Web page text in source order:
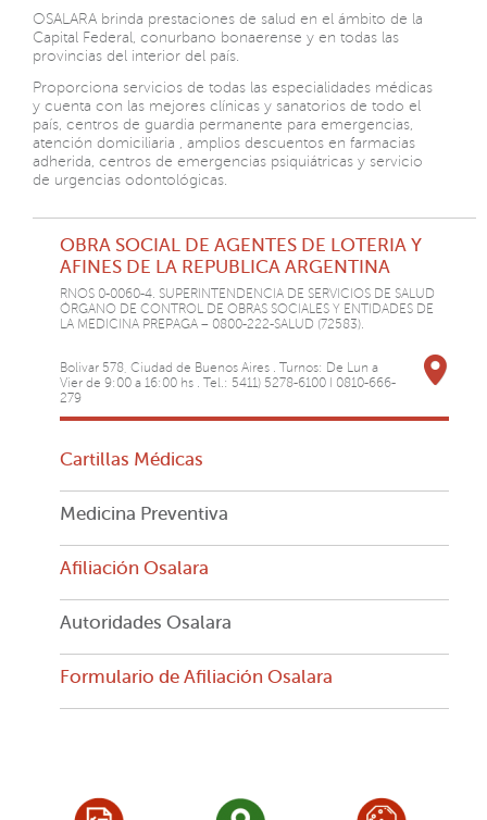
OSALARA brinda prestaciones de salud en el ámbito de la
Capital Federal, conurbano bonaerense y en todas las
provincias del interior del país.
Proporciona servicios de todas las especialidades médicas
y cuenta con las mejores clínicas y sanatorios de todo el
país, centros de guardia permanente para emergencias,
atención domiciliaria , amplios descuentos en farmacias
adherida, centros de emergencias psiquiátricas y servicio
de urgencias odontológicas.
OBRA SOCIAL DE AGENTES DE LOTERIA Y
AFINES DE LA REPUBLICA ARGENTINA
RNOS 0-0060-4. SUPERINTENDENCIA DE SERVICIOS DE SALUD
ÓRGANO DE CONTROL DE OBRAS SOCIALES Y ENTIDADES DE
LA MEDICINA PREPAGA – 0800-222-SALUD (72583).
Bolivar 578, Ciudad de Buenos Aires . Turnos: De Lun a
Vier de 9:00 a 16:00 hs . Tel.: 5411) 5278-6100 I 0810-666-
279
Cartillas Médicas
Medicina Preventiva
Afiliación Osalara
Autoridades Osalara
Formulario de Afiliación Osalara